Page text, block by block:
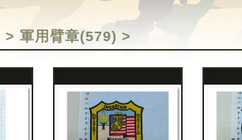
>軍用臂章(579) >